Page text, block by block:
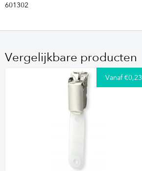
601302
Vergelijkbare producten
Vanaf €0,23